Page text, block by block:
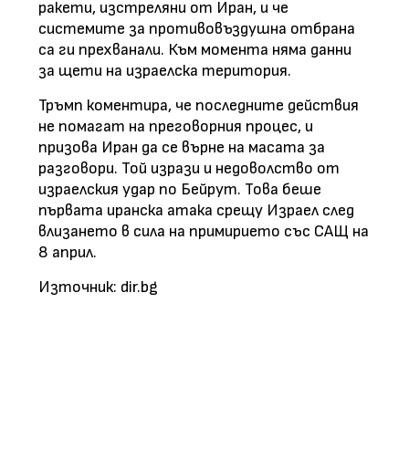
ракети, изстреляни от Иран, и че
системите за противовъздушна отбрана
са ги прехванали. Към момента няма данни
за щети на израелска територия.
Тръмп коментира, че последните действия
не помагат на преговорния процес, и
призова Иран да се върне на масата за
разговори. Той изрази и недоволство от
израелския удар по Бейрут. Това беше
първата иранска атака срещу Израел след
влизането в сила на примирието със САЩ на
8 април.
Източник: dir.bg